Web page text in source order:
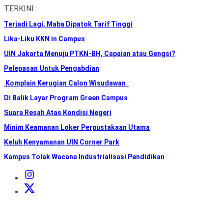
Skip
the
content
TERKINI :
Terjadi Lagi, Maba Dipatok Tarif Tinggi
Lika-Liku KKN in Campus
UIN Jakarta Menuju PTKN-BH, Capaian atau Gengsi?
Pelepasan Untuk Pengabdian
Komplain Kerugian Calon Wisudawan
Di Balik Layar Program Green Campus
Suara Resah Atas Kondisi Negeri
Minim Keamanan Loker Perpustakaan Utama
Keluh Kenyamanan UIN Corner Park
Kampus Tolak Wacana Industrialisasi Pendidikan
Instagram
Institut
X